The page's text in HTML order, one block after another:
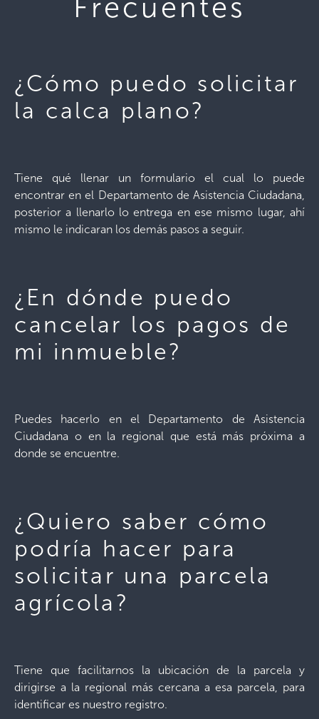
Frecuentes
¿Cómo puedo solicitar
la calca plano?
Tiene qué llenar un formulario el cual lo puede
encontrar en el Departamento de Asistencia Ciudadana,
posterior a llenarlo lo entrega en ese mismo lugar, ahí
mismo le indicaran los demás pasos a seguir.
¿En dónde puedo
cancelar los pagos de
mi inmueble?
Puedes hacerlo en el Departamento de Asistencia
Ciudadana o en la regional que está más próxima a
donde se encuentre.
¿Quiero saber cómo
podría hacer para
solicitar una parcela
agrícola?
Tiene que facilitarnos la ubicación de la parcela y
dirigirse a la regional más cercana a esa parcela, para
identificar es nuestro registro.